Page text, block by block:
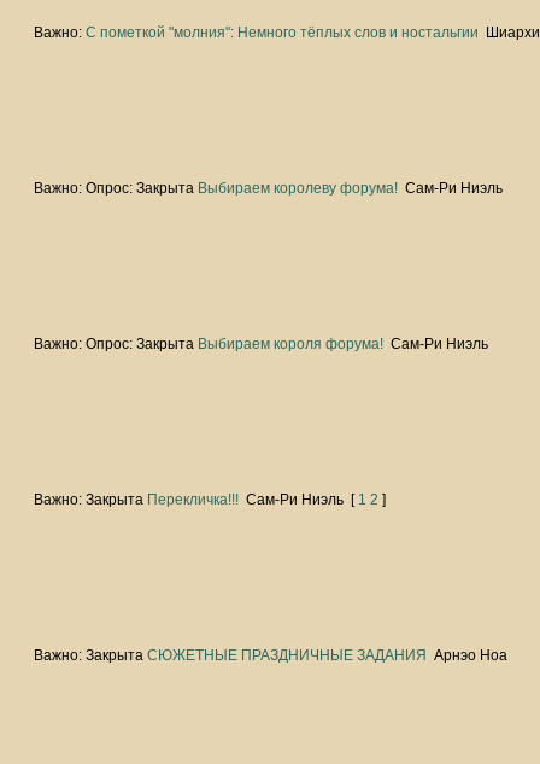
Важно: С пометкой "молния": Немного тёплых слов и ностальгии Шиархи
Важно: Опрос: Закрыта Выбираем королеву форума! Сам-Ри Ниэль
Важно: Опрос: Закрыта Выбираем короля форума! Сам-Ри Ниэль
Важно: Закрыта Перекличка!!! Сам-Ри Ниэль [ 1 2 ]
Важно: ЗакрытаСЮЖЕТНЫЕ ПРАЗДНИЧНЫЕ ЗАДАНИЯ Арнэо Ноа